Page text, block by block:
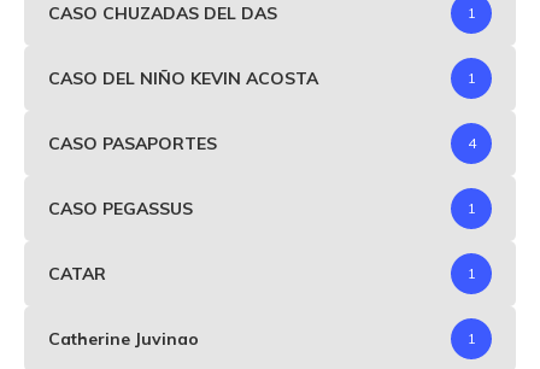
CASO CHUZADAS DEL DAS 1
CASO DEL NIÑO KEVIN ACOSTA 1
CASO PASAPORTES 4
CASO PEGASSUS 1
CATAR 1
Catherine Juvinao 1